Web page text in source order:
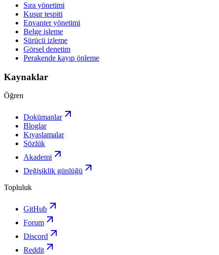
Sıra yönetimi
Kusur tespiti
Envanter yönetimi
Belge işleme
Sürücü izleme
Görsel denetim
Perakende kayıp önleme
Kaynaklar
Öğren
Dokümanlar
Bloglar
Kıyaslamalar
Sözlük
Akademi
Değişiklik günlüğü
Topluluk
GitHub
Forum
Discord
Reddit